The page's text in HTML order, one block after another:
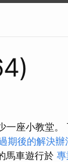
一座小教堂
期後的解決辦
馬車遊行於